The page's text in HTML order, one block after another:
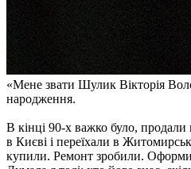
«Мене звати Шулик Вікторія
народження.
В кінці 90-х важко було,
в Києві і переїхали в
купили. Ремонт зробили.